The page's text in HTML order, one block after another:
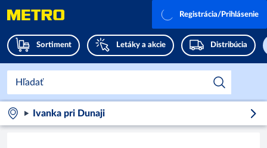
Sortiment Letáky a akcie Distribúcia
Registrácia/Prihlásenie
Ivanka pri Dunaji